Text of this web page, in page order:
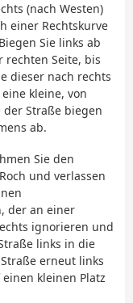
(nach Westen)
einer Rechtskurve
Sie links ab
rechten Seite, bis
dieser nach rechts
kleine, von
der Straße biegen
ab.
Sie den
und verlassen
der an einer
ignorieren und
links in die
erneut links
kleinen Platz